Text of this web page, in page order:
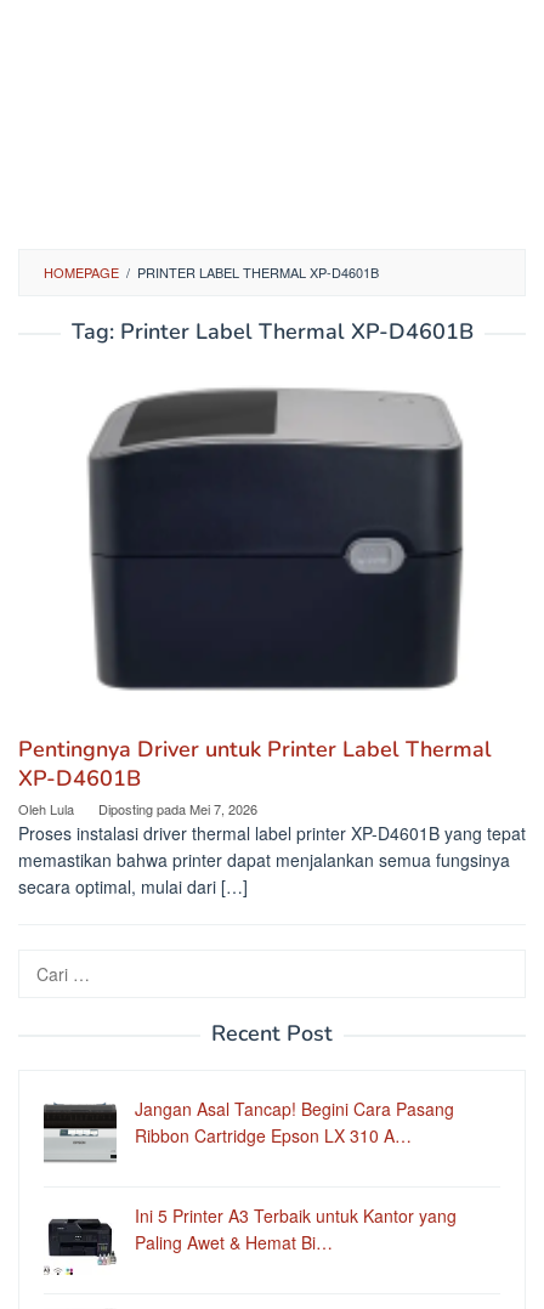
HOMEPAGE / PRINTER LABEL THERMAL XP-D4601B
Tag: Printer Label Thermal XP-D4601B
Pentingnya Driver untuk Printer Label Thermal
XP-D4601B
Oleh Lula Diposting padaMei 7, 2026
Proses instalasi driver thermal label printer XP-D4601B yang tepat
memastikan bahwa printer dapat menjalankan semua fungsinya
secara optimal, mulai dari […]
Cari
untuk:
Recent Post
Jangan Asal Tancap! Begini Cara Pasang
Ribbon Cartridge Epson LX 310 A…
Ini 5 Printer A3 Terbaik untuk Kantor yang
Paling Awet & Hemat Bi…